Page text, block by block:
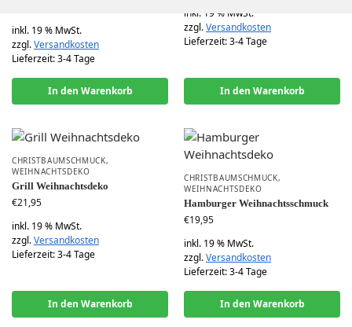
inkl. 19 % MwSt.
zzgl.Versandkosten
Lieferzeit:3-4 Tage
In den Warenkorb
inkl. 19 % MwSt.
zzgl.Versandkosten
Lieferzeit:3-4 Tage
In den Warenkorb
CHRISTBAUMSCHMUCK,
WEIHNACHTSDEKO
Grill Weihnachtsdeko
€21,95
inkl. 19 % MwSt.
zzgl.Versandkosten
Lieferzeit:3-4 Tage
In den Warenkorb
CHRISTBAUMSCHMUCK,
WEIHNACHTSDEKO
Hamburger Weihnachtsschmuck
€19,95
inkl. 19 % MwSt.
zzgl.Versandkosten
Lieferzeit:3-4 Tage
In den Warenkorb